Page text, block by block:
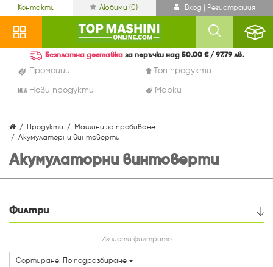
Контакти Любими (0) Вход | Регистрация
Промоции Топ продукти
Нови продукти Марки
Безплатна доставка за поръчки над 50.00 € / 97.79 лв.
Продукти
Машини за пробиване
Акумулаторни винтоверти
Акумулаторни винтоверти
Филтри
Изчисти филтрите
Сортиране: По подразбиране